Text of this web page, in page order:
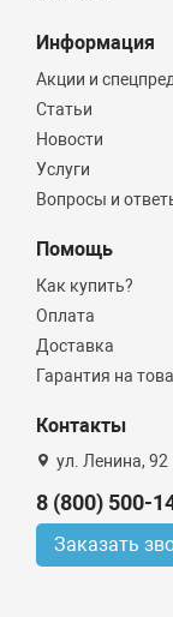
Информация
Акции и
Статьи
Новости
Услуги
Вопросы и
Помощь
Как купить?
Оплата
Доставка
Гарантия на
Контакты
ул. Ленина, 92
8 (800) 500-
Заказать